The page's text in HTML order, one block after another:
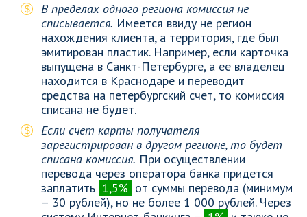
В пределах одного региона комиссия не
списывается. Имеется ввиду не регион
нахождения клиента, а территория, где был
эмитирован пластик. Например, если карточка
выпущена в Санкт-Петербурге, а ее владелец
находится в Краснодаре и переводит
средства на петербургский счет, то комиссия
списана не будет.
Если счет карты получателя
зарегистрирован в другом регионе, то будет
списана комиссия. При осуществлении
перевода через оператора банка придется
заплатить 1,5% от суммы перевода (минимум
– 30 рублей), но не более 1 000 рублей. Через